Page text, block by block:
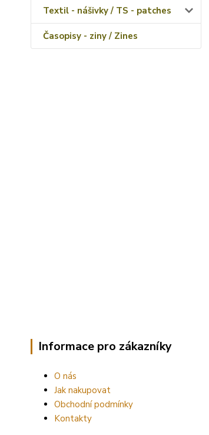
Textil - nášivky / TS - patches
Časopisy - ziny / Zines
Informace pro zákazníky
O nás
Jak nakupovat
Obchodní podmínky
Kontakty